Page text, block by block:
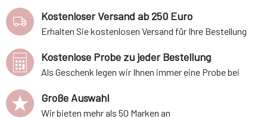
Kostenloser Versand ab 250 Euro
Erhalten Sie kostenlosen Versand für Ihre Bestellung
Kostenlose Probe zu jeder Bestellung
Als Geschenk legen wir Ihnen immer eine Probe bei
Große Auswahl
Wir bieten mehr als 50 Marken an